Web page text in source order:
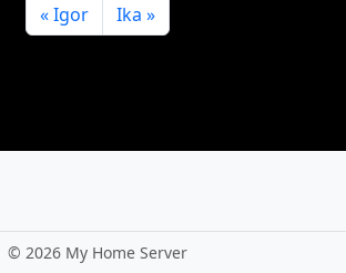
Igor Ika
© 2026 My Home Server